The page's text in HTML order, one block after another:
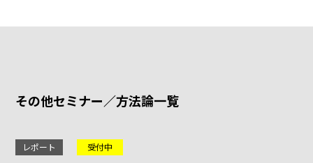
その他セミナー／方法論一覧
レポート 受付中